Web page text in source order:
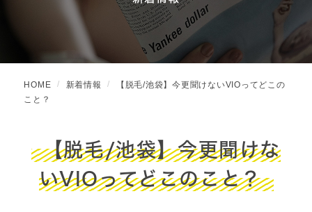
HOME 新着情報
【脱毛/池袋】今更聞けないVIOってどこの
こと？
【脱毛/池袋】今更聞けな
いVIOってどこのこと？